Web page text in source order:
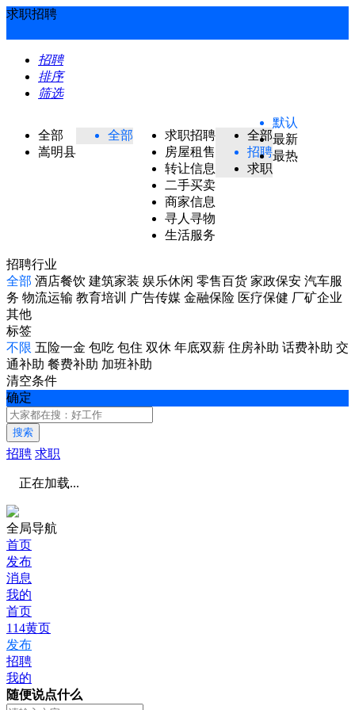
求职招聘
招聘
排序
筛选
全部
嵩明县
全部
求职招聘
房屋租售
转让信息
二手买卖
商家信息
寻人寻物
生活服务
全部
招聘
求职
默认
最新
最热
招聘行业
全部 酒店餐饮 建筑家装 娱乐休闲 零售百货 家政保安 汽车服
务 物流运输 教育培训 广告传媒 金融保险 医疗保健 厂矿企业
其他
标签
不限 五险一金 包吃 包住 双休 年底双薪 住房补助 话费补助 交
通补助 餐费补助 加班补助
清空条件
确定
搜索
招聘 求职
正在加载...
全局导航
首页
发布
消息
我的
首页
114黄页
发布
招聘
我的
随便说点什么